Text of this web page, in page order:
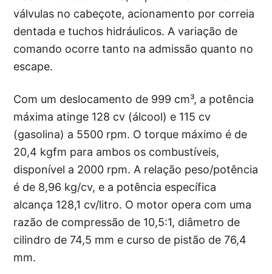
válvulas no cabeçote, acionamento por correia
dentada e tuchos hidráulicos. A variação de
comando ocorre tanto na admissão quanto no
escape.
Com um deslocamento de 999 cm³, a potência
máxima atinge 128 cv (álcool) e 115 cv
(gasolina) a 5500 rpm. O torque máximo é de
20,4 kgfm para ambos os combustíveis,
disponível a 2000 rpm. A relação peso/potência
é de 8,96 kg/cv, e a potência específica
alcança 128,1 cv/litro. O motor opera com uma
razão de compressão de 10,5:1, diâmetro de
cilindro de 74,5 mm e curso de pistão de 76,4
mm.